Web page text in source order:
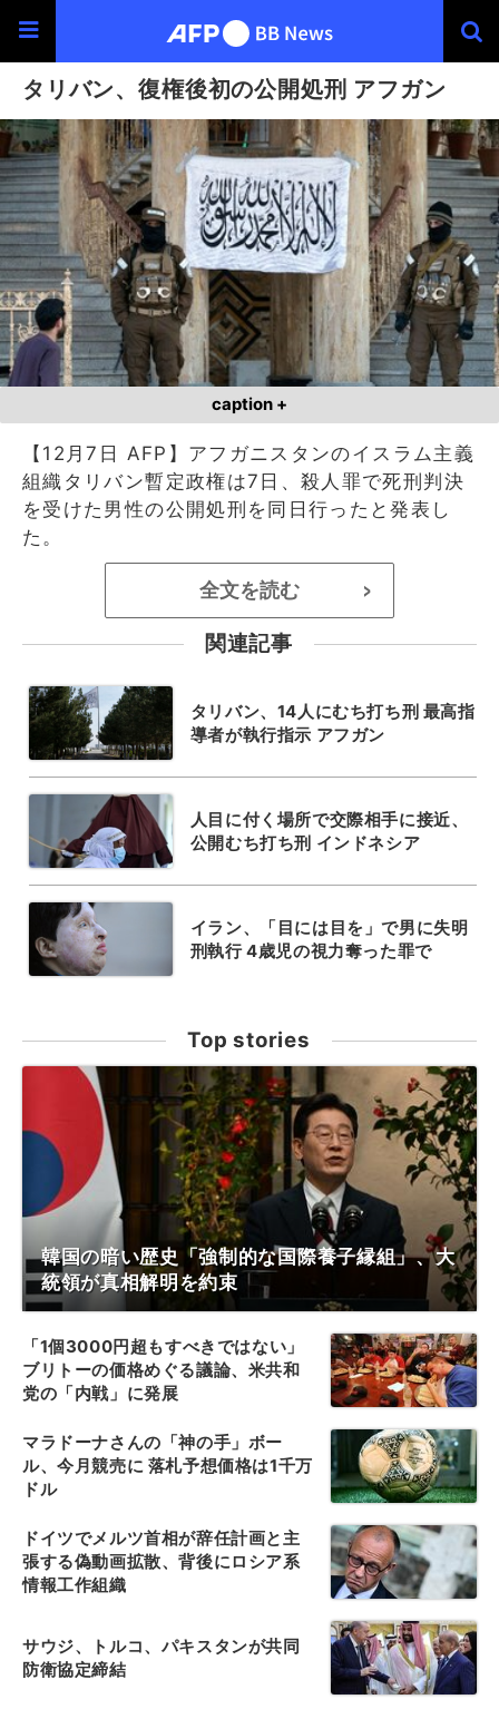
タリバン、復権後初の公開処刑 アフガン
caption +
【12月7日 AFP】アフガニスタンのイスラム主義
組織タリバン暫定政権は7日、殺人罪で死刑判決
を受けた男性の公開処刑を同日行ったと発表し
た。
全文を読む >
関連記事
タリバン、14人にむち打ち刑 最高指
導者が執行指示 アフガン
人目に付く場所で交際相手に接近、
公開むち打ち刑 インドネシア
イラン、「目には目を」で男に失明
刑執行 4歳児の視力奪った罪で
Top stories
韓国の暗い歴史「強制的な国際養子縁組」、大
統領が真相解明を約束
「1個3000円超もすべきではない」
ブリトーの価格めぐる議論、米共和
党の「内戦」に発展
マラドーナさんの「神の手」ボー
ル、今月競売に 落札予想価格は1千万
ドル
ドイツでメルツ首相が辞任計画と主
張する偽動画拡散、背後にロシア系
情報工作組織
サウジ、トルコ、パキスタンが共同
防衛協定締結